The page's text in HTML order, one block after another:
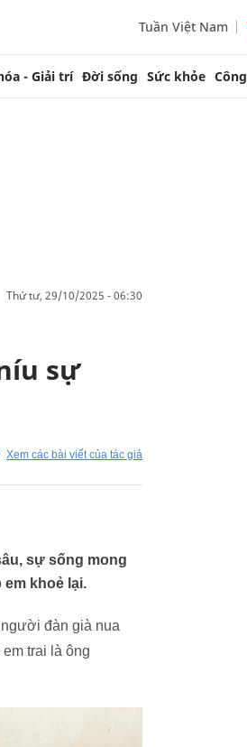
Tuần Việt Nam
- Giải trí Đời sống Sức khỏe
thứ tư, 29/10/2025 - 06:30
sự
Xem các bài viết của tác giả
sự sống mong
khoẻ lại.
đàn già nua
trai là ông